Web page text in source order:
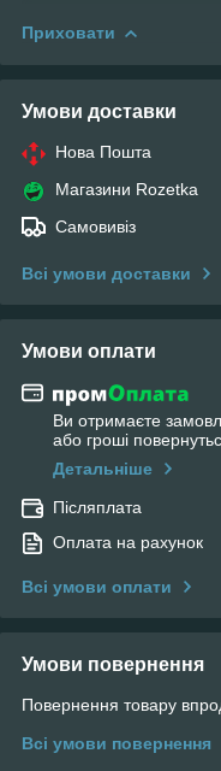
Приховати
Умови доставки
Нова Пошта
Магазини Rozetka
Самовивіз
Всі умови доставки
Умови оплати
Ви отримаєте
або гроші
Детальніше
Післяплата
Оплата на рахунок
Всі умови оплати
Умови повернення
Повернення товару
Всі умови повернення